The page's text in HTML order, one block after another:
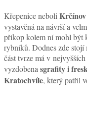
Křepenice neboli Krčínov
vystavěná na návrší a
příkop kolem ní mohl být
rybníků. Dodnes zde
část tvrze má v
vyzdobena sgrafity i
Kratochvíle, který patřil